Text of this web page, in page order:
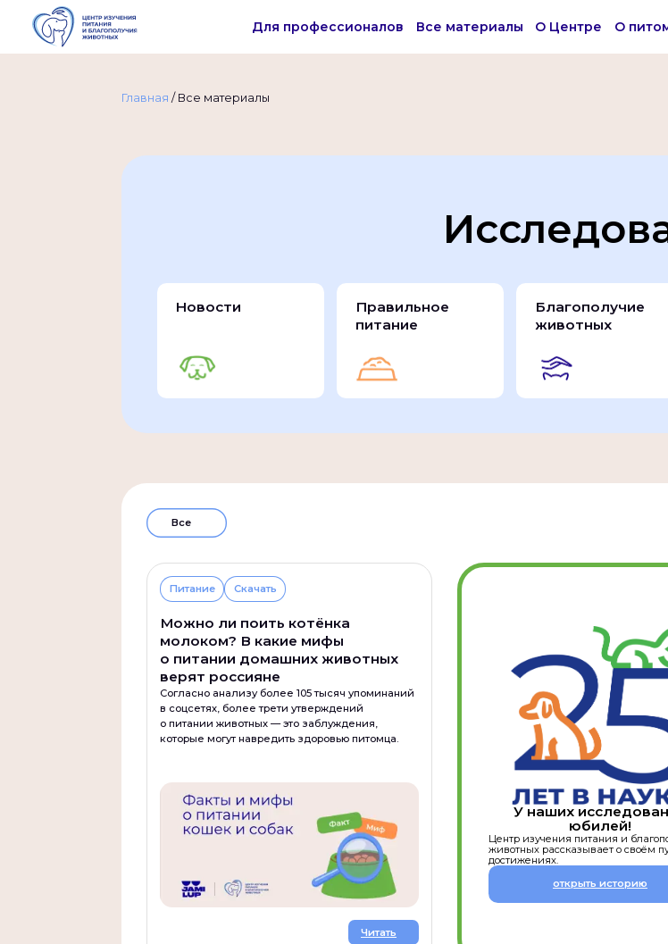
Для профессионалов Все материалы О Центре О
Главная / Все материалы
Новости
Правильное
питание
Благополучие
животных
Все
Питание Скачать
Можно ли поить котёнка
молоком? В какие мифы
о питании домашних животных
верят россияне
Согласно анализу более 105 тысяч упоминаний
в соцсетях, более трети утверждений
о питании животных — это заблуждения,
которые могут навредить здоровью питомца.
Читать
У наших
юбилей!
Центр изучения питания и
животных рассказывает о своём
достижениях.
открыть историю